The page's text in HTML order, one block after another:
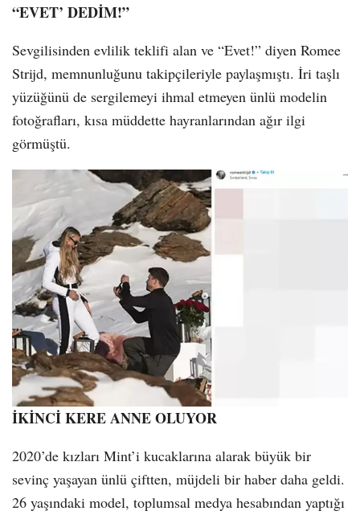
“EVET’ DEDİM!”
Sevgilisinden evlilik teklifi alan ve “Evet!” diyen Romee
Strijd, memnunluğunu takipçileriyle paylaşmıştı. İri taşlı
yüzüğünü de sergilemeyi ihmal etmeyen ünlü modelin
fotoğrafları, kısa müddette hayranlarından ağır ilgi
görmüştü.
İKİNCİ KERE ANNE OLUYOR
2020’de kızları Mint’i kucaklarına alarak büyük bir
sevinç yaşayan ünlü çiftten, müjdeli bir haber daha geldi.
26 yaşındaki model, toplumsal medya hesabından yaptığı